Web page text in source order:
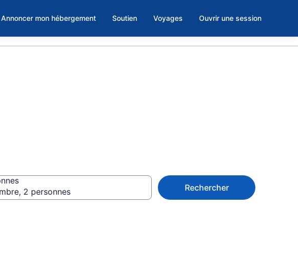
Annoncer mon hébergement Soutien Voyages Ouvrir une session
2 personnes
Rechercher